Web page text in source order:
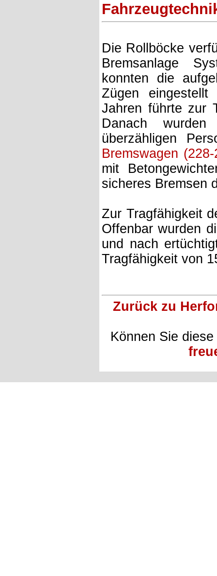
Die Rollböcke
Bremsanlage
konnten die
Zügen
Jahren führte zur
Danach
überzähligen
Bremswagen (228-
mit
sicheres Bremsen
Zur Tragfähigkeit
Offenbar wurden
und nach
Tragfähigkeit von
Zurück zu
Können Sie